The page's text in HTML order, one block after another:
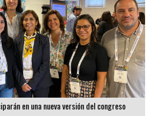
en una nueva versión del congreso